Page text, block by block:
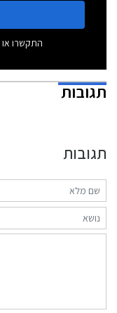
התקשרו או
תגובות
תגובות